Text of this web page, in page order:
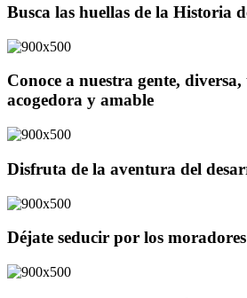
Busca las huellas de la Historia
Conoce a nuestra gente,
acogedora y amable
Disfruta de la aventura del
Déjate seducir por los